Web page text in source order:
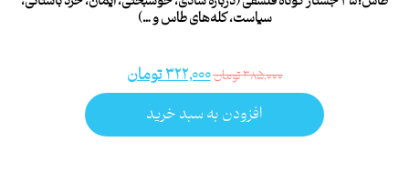
سیاست، کله‌های طاس و …)
۳۸۵,۰۰۰تومان۳۲۲,۰۰۰تومان
افزودن به سبد خرید